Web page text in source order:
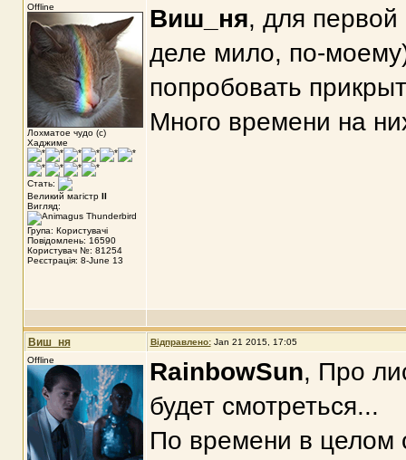
Offline
Лохматое чудо (с)
Хаджиме
Стать:
Великий магістр II
Вигляд:
Група: Користувачі
Повідомлень: 16590
Користувач №: 81254
Реєстрація: 8-June 13
Виш_ня, для
деле мило, по-
попробовать
Много времени на
Виш_ня Відправлено: Jan 21 2015, 17:05
Offline
RainbowSun, Про
будет смотреться...
По времени в целом